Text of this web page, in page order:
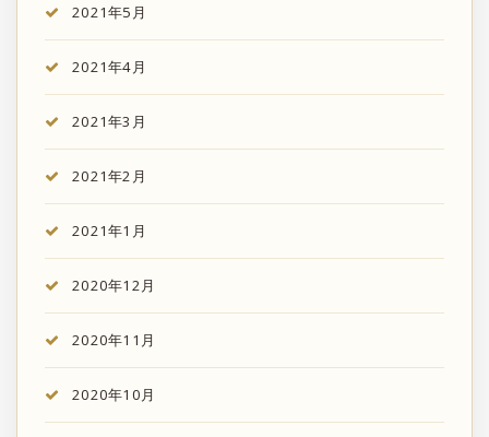
2021年5月
2021年4月
2021年3月
2021年2月
2021年1月
2020年12月
2020年11月
2020年10月